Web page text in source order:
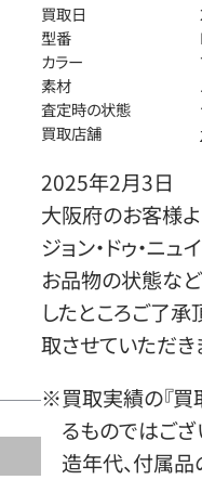
買取日
型番
カラー
素材
査定時の状態
買取店舗
2025年2月3日
大阪府のお客様よ
ジョン・ドゥ・ニ
お品物の状態など
したところご了
取させていただき
※買取実績の『買
るものではござ
造年代、付属品